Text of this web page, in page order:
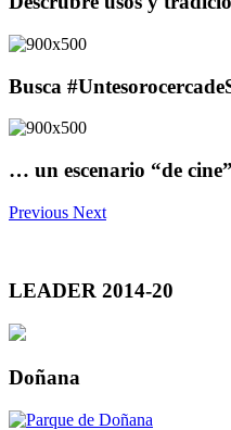
Busca
… un escenario “de cine”
Previous Next
LEADER 2014-20
Doñana